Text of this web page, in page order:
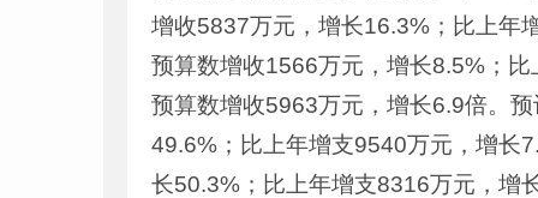
增收5837万元，增长16.3%；比上年
预算数增收1566万元，增长8.5%；
预算数增收5963万元，增长6.9倍。
49.6%；比上年增支9540万元，增长
长50.3%；比上年增支8316万元，增